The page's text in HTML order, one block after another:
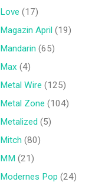
Love (17)
Magazin April (19)
Mandarin (65)
Max (4)
Metal Wire (125)
Metal Zone (104)
Metalized (5)
Mitch (80)
MM (21)
Modernes Pop (24)